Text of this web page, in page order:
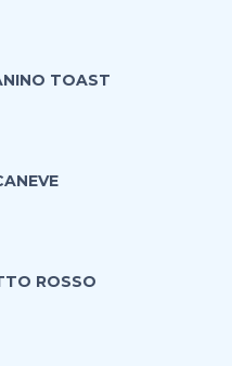
TOAST
ROSSO